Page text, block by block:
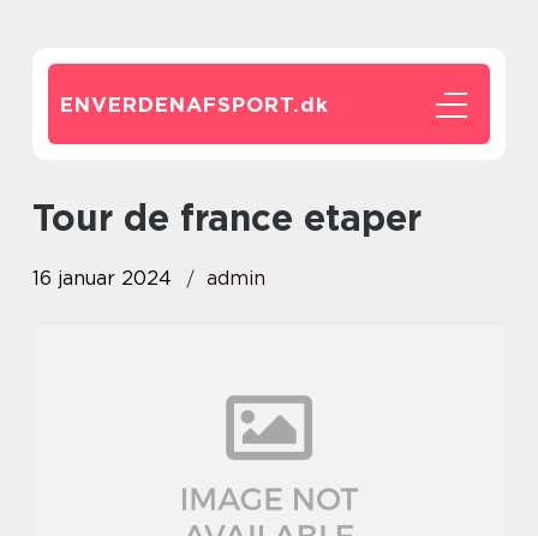
ENVERDENAFSPORT.dk
tour de france etaper
16 januar 2024 admin